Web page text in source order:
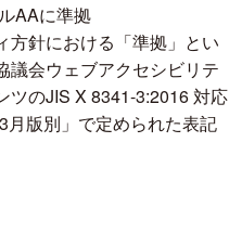
AAに準拠
方針における「準拠」とい
議会ウェブアクセシビリテ
ツのJIS X 8341-3:2016 対応
月版別」で定められた表記